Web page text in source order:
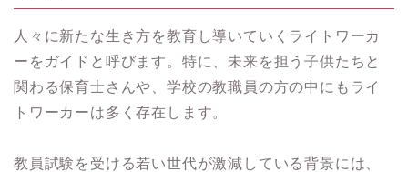
人々に新たな生き方を教育し導いていくライトワーカ
ーをガイドと呼びます。特に、未来を担う子供たちと
関わる保育士さんや、学校の教職員の方の中にもライ
トワーカーは多く存在します。
教員試験を受ける若い世代が激減している背景には、